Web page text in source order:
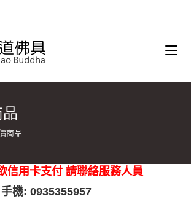
商品
信用卡支付 請聯絡服務人員
手機: 0935355957